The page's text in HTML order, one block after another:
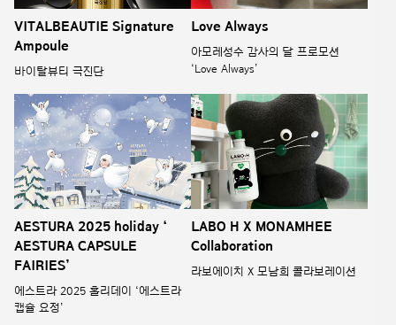
VITALBEAUTIE Signature
Ampoule
바이탈뷰티 극진단
Love Always
아모레성수 감사의 달 프로모션
‘Love Always’
AESTURA 2025 holiday ‘
AESTURA CAPSULE
FAIRIES’
에스트라 2025 홀리데이 ‘에스트라
캡슐 요정’
LABO H X MONAMHEE
Collaboration
라보에이치 X 모남희 콜라보레이션